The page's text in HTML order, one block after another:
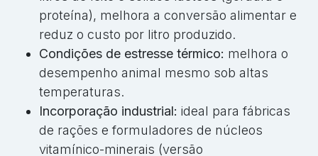
proteína), melhora a conversão alimentar e
reduz o custo por litro produzido.
Condições de estresse térmico: melhora o
desempenho animal mesmo sob altas
temperaturas.
Incorporação industrial: ideal para fábricas
de rações e formuladores de núcleos
vitamínico-minerais (versão